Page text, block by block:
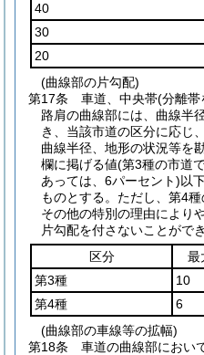
40
30
20
(曲線部の片勾配)
第17条
車道、中央帯(分離帯
路肩の曲線部には、曲線半
き、当該市道の区分に応じ
曲線半径、地形の状況等を勘
欄に掲げる値(第3種の市道
あっては、6パーセント)以
ものとする。 ただし、第4
その他の特別の理由により
片勾配を付さないことができ
区分
最
第3種
10
第4種
6
(曲線部の車線等の拡幅)
第18条
車道の曲線部におい